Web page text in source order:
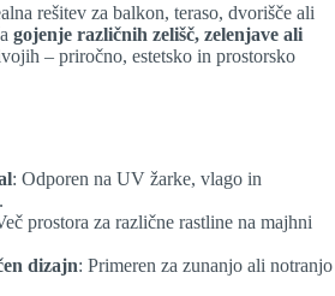
rešitev za balkon, teraso, dvorišče ali
gojenje različnih zelišč, zelenjave ali
– priročno, estetsko in prostorsko
: Odporen na UV žarke, vlago in
prostora za različne rastline na majhni
dizajn: Primeren za zunanjo ali notranjo